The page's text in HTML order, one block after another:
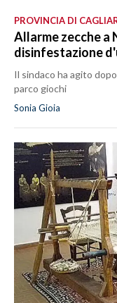
PROVINCIA DI
Allarme zecche a
disinfestazione
Il sindaco ha agito
parco giochi
Sonia Gioia